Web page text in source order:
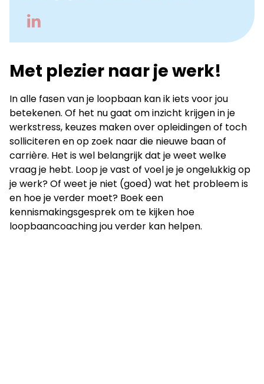
Met plezier naar je werk!
In alle fasen van je loopbaan kan ik iets voor jou
betekenen. Of het nu gaat om inzicht krijgen in je
werkstress, keuzes maken over opleidingen of toch
solliciteren en op zoek naar die nieuwe baan of
carrière. Het is wel belangrijk dat je weet welke
vraag je hebt. Loop je vast of voel je je ongelukkig op
je werk? Of weet je niet (goed) wat het probleem is
en hoe je verder moet? Boek een
kennismakingsgesprek om te kijken hoe
loopbaancoaching jou verder kan helpen.